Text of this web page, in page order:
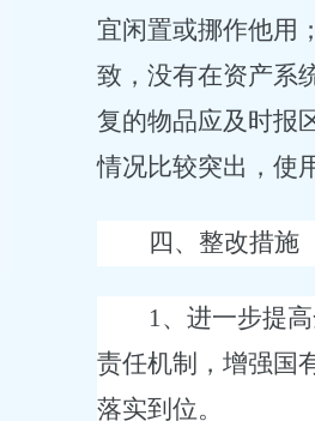
宜闲置或挪作他用
致，没有在资产系
复的物品应及时报
情况比较突出，使
四、整改措施
1、进一步提
责任机制，增强国
落实到位。